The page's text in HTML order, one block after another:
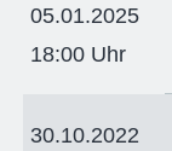
05.01.2025
18:00 Uhr
30.10.2022